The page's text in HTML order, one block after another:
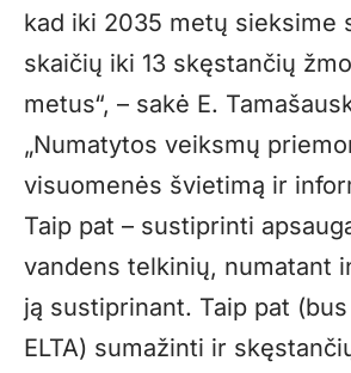
kad iki 2035 metų sieksime
skaičių iki 13 skęstančių
metus“, – sakė E.
„Numatytos veiksmų
visuomenės švietimą ir
Taip pat – sustiprinti
vandens telkinių, numatant
ją sustiprinant. Taip pat
ELTA) sumažinti ir